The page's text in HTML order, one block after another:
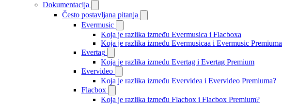
Dokumentacija
Često postavljana pitanja
Evermusic
Koja je razlika između Evermusica i Flacboxa
Koja je razlika između Evermusicaa i Evermusic Premiuma
Evertag
Koja je razlika između Evertag i Evertag Premium
Evervideo
Koja je razlika između Evervidea i Evervideo Premiuma?
Flacbox
Koja je razlika između Flacbox i Flacbox Premium?